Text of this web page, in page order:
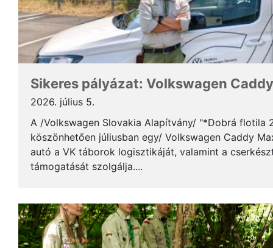
Sikeres pályázat: Volkswagen
2026. július 5.
A /Volkswagen Slovakia Alapítvány/ "*Dobrá flotila
köszönhetően júliusban egy/ Volkswagen Caddy
autó a VK táborok logisztikáját, valamint a
támogatását szolgálja....